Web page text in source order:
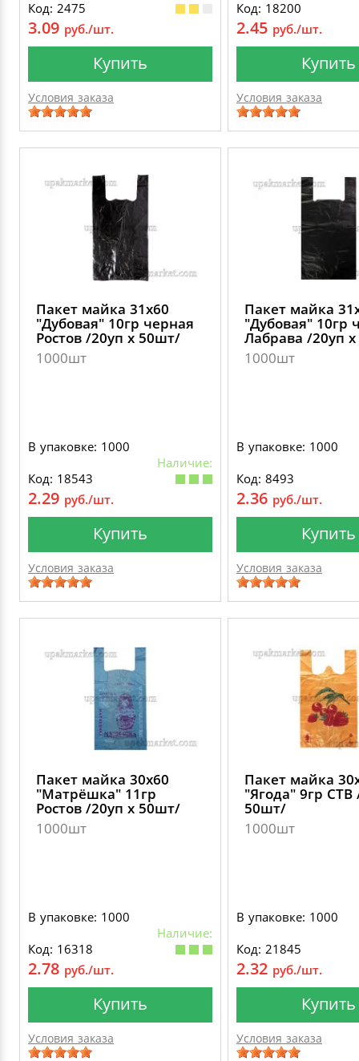
Код: 2475
3.09 руб./шт.
Купить
Условия заказа
Код: 18200
2.45 руб./шт.
Купить
Условия заказа
Пакет майка 31х60
"Дубовая" 10гр черная
Ростов /20уп х 50шт/
1000шт
В упаковке: 1000
Наличие:
Код: 18543
2.29 руб./шт.
Купить
Условия заказа
Пакет майка
"Дубовая" 10гр
Лабрава /20уп
1000шт
В упаковке: 1000
Код: 8493
2.36 руб./шт.
Купить
Условия заказа
Пакет майка 30х60
"Матрёшка" 11гр
Ростов /20уп х 50шт/
1000шт
В упаковке: 1000
Наличие:
Код: 16318
2.78 руб./шт.
Купить
Условия заказа
Пакет майка
"Ягода" 9гр СТВ
50шт/
1000шт
В упаковке: 1000
Код: 21845
2.32 руб./шт.
Купить
Условия заказа